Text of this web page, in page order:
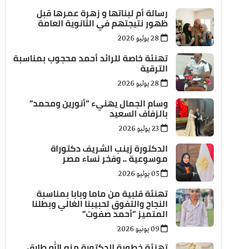
رسالة أم لبناتها و زهرة عمرها قبل
ظهور نتيجتهم في الثانوية العامة
تهنئة خاصة للرائد أحمد محجوب بمناسبة
الترقية
وسام الجمال يهنيء ”أنورين ومحمد”
بالزفاف السعيد
الدكتورة زينب الشريف دكتوراة
موسوعية .. وفخر نساء مصر
تهنئة قلبية من ماما وبابا بمناسبة
النجاح والتفوق لحبيبنا الغالي وبطلنا
المتميز ”أحمد صفوت”